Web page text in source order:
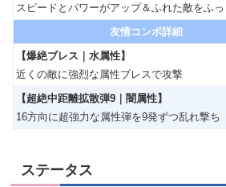
スピードとパワーがアップ＆ふれた敵をふ
友情コンボ詳細
【爆絶ブレス｜水属性】
近くの敵に強烈な属性ブレスで攻撃
【超絶中距離拡散弾9｜闇属性】
16方向に超強力な属性弾を9発ずつ乱れ撃ち
ステータス